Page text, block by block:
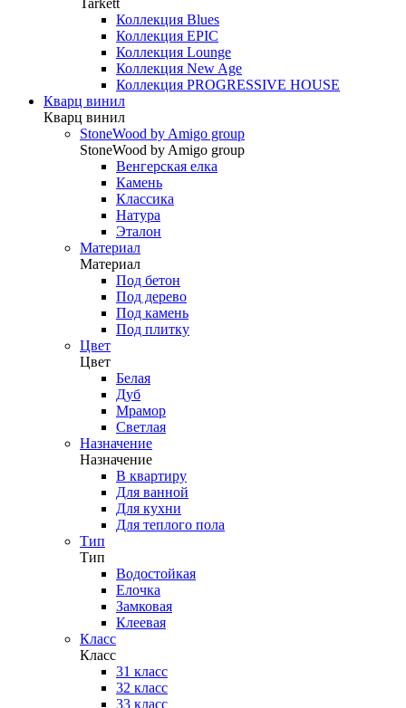
Tarkett
Коллекция Blues
Коллекция EPIC
Коллекция Lounge
Коллекция New Age
Коллекция PROGRESSIVE HOUSE
Кварц винил
Кварц винил
StoneWood by Amigo group
StoneWood by Amigo group
Венгерская елка
Камень
Классика
Натура
Эталон
Материал
Материал
Под бетон
Под дерево
Под камень
Под плитку
Цвет
Цвет
Белая
Дуб
Мрамор
Светлая
Назначение
Назначение
В квартиру
Для ванной
Для кухни
Для теплого пола
Тип
Тип
Водостойкая
Елочка
Замковая
Клеевая
Класс
Класс
31 класс
32 класс
33 класс